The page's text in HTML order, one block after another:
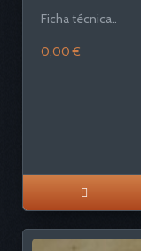
Ficha técnica..
0,00 €